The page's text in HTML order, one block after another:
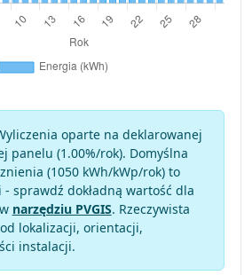
oparte na deklarowanej
panelu (1.00%/rok). Domyślna
(1050 kWh/kWp/rok) to
sprawdź dokładną wartość dla
narzędziu PVGIS. Rzeczywista
lokalizacji, orientacji,
instalacji.